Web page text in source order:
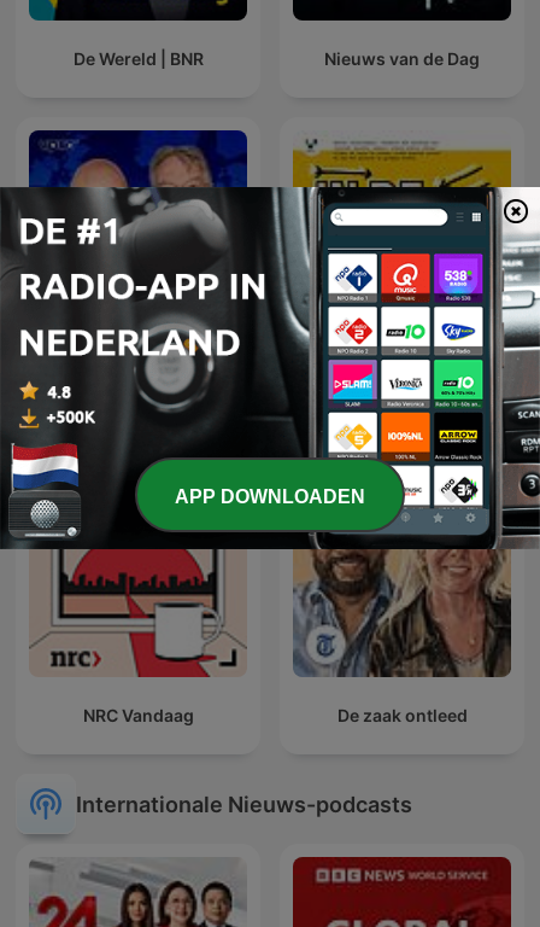
De Wereld | BNR Nieuws van de Dag
Europa Draait Door In De Waaier
NRC Vandaag De zaak ontleed
Internationale Nieuws-podcasts
APP DOWNLOADEN